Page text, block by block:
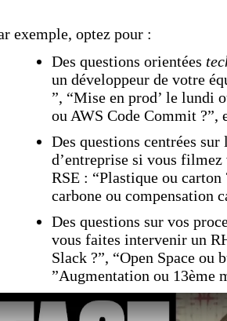
exemple, optez pour :
Des questions orientées
un développeur de votre
”, “Mise en prod’ le lundi
ou AWS Code Commit ?”,
Des questions centrées sur
d’entreprise si vous filmez
RSE : “Plastique ou carton
carbone ou compensation
Des questions sur vos
vous faites intervenir un
Slack ?”, “Open Space ou
”Augmentation ou 13ème